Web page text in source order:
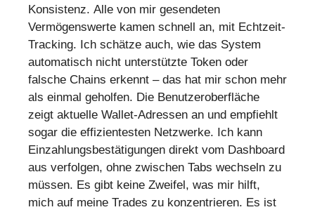
Konsistenz. Alle von mir gesendeten
Vermögenswerte kamen schnell an, mit Echtzeit-
Tracking. Ich schätze auch, wie das System
automatisch nicht unterstützte Token oder
falsche Chains erkennt – das hat mir schon mehr
als einmal geholfen. Die Benutzeroberfläche
zeigt aktuelle Wallet-Adressen an und empfiehlt
sogar die effizientesten Netzwerke. Ich kann
Einzahlungsbestätigungen direkt vom Dashboard
aus verfolgen, ohne zwischen Tabs wechseln zu
müssen. Es gibt keine Zweifel, was mir hilft,
mich auf meine Trades zu konzentrieren. Es ist